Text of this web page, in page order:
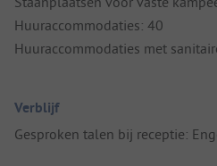
Huuraccommodaties: 40
Huuraccommodaties met
Verblijf
Gesproken talen bij receptie: